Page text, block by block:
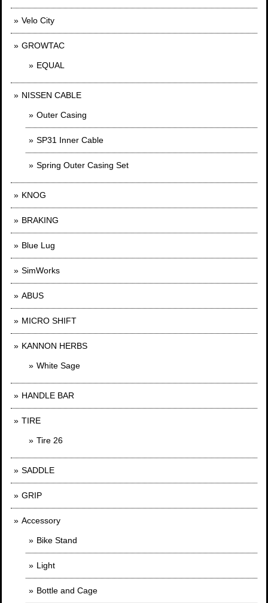
Velo City
GROWTAC
EQUAL
NISSEN CABLE
Outer Casing
SP31 Inner Cable
Spring Outer Casing Set
KNOG
BRAKING
Blue Lug
SimWorks
ABUS
MICRO SHIFT
KANNON HERBS
White Sage
HANDLE BAR
TIRE
Tire 26
SADDLE
GRIP
Accessory
Bike Stand
Light
Bottle and Cage